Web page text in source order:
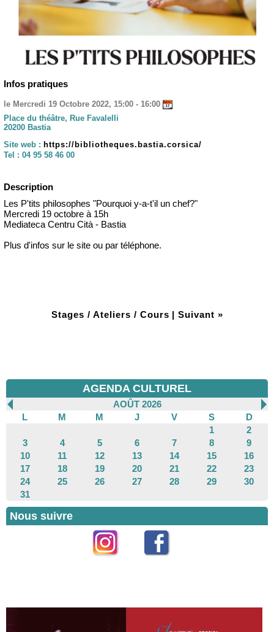
Infos pratiques
le Mercredi 19 Octobre 2022, 15:00 - 16:00
Place du théâtre, Rue Favalelli
20200 Bastia
Site web : https://bibliotheques.bastia.corsica/
Tel : 04 95 58 46 00
Description
Les P'tits philosophes "Pourquoi y-a-t'il un chef?"
Mercredi 19 octobre à 15h
Mediateca Centru Cità - Bastia
Plus d'infos sur le site ou par téléphone.
Stages / Ateliers / Cours | Suivant »
AGENDA CULTUREL
AOÛT 2026
L
M M J V S
D
1
2
3
4 5 6 7 8
9
10
11 12 13 14 15
16
17
18 19 20 21 22
23
24
25 26 27 28 29
30
31
Nous suivre